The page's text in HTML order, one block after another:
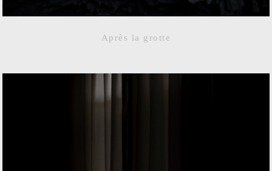
Après la grotte